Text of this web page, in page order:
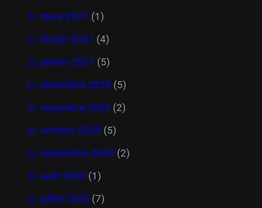
mars 2021 (1)
février 2021 (4)
janvier 2021 (5)
décembre 2020 (5)
novembre 2020 (2)
octobre 2020 (5)
septembre 2020 (2)
août 2020 (1)
juillet 2020 (7)